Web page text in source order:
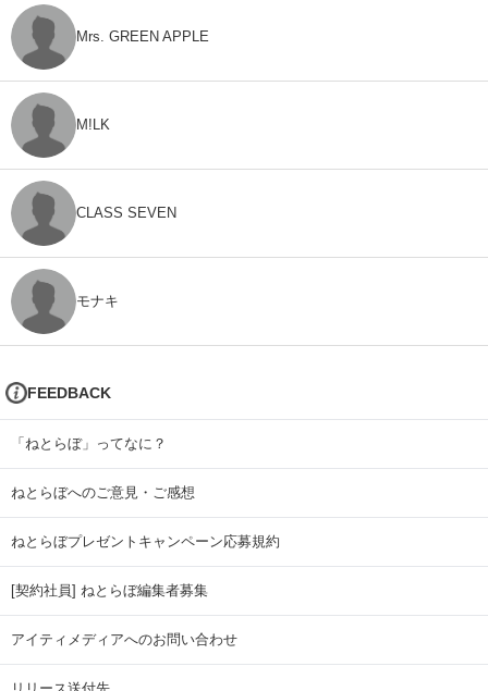
Mrs. GREEN APPLE
M!LK
CLASS SEVEN
モナキ
FEEDBACK
「ねとらぼ」ってなに？
ねとらぼへのご意見・ご感想
ねとらぼプレゼントキャンペーン応募規約
[契約社員] ねとらぼ編集者募集
アイティメディアへのお問い合わせ